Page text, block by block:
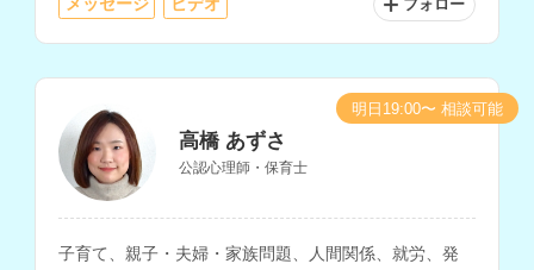
フォロー
高橋 あずさ
公認心理師・保育士
子育て、親子・夫婦・家族問題、人間関係、就労、発
明日19:00〜 相談可能